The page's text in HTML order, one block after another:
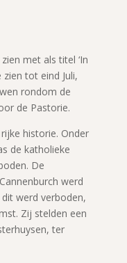
met als titel ‘In
zien tot eind Juli,
rondom de
de Pastorie.
historie. Onder
de katholieke
De
werd
werd verboden,
Zij stelden een
ter